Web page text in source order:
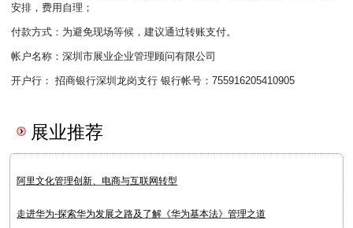
安排，费用自理；
付款方式：为避免现场等候，建议通过转账支付。
帐户名称：深圳市展业企业管理顾问有限公司
开户行： 招商银行深圳龙岗支行 银行帐号：755916205410905
展业推荐
阿里文化管理创新、电商与互联网转型
走进华为-探索华为发展之路及了解《华为基本法》管理之道